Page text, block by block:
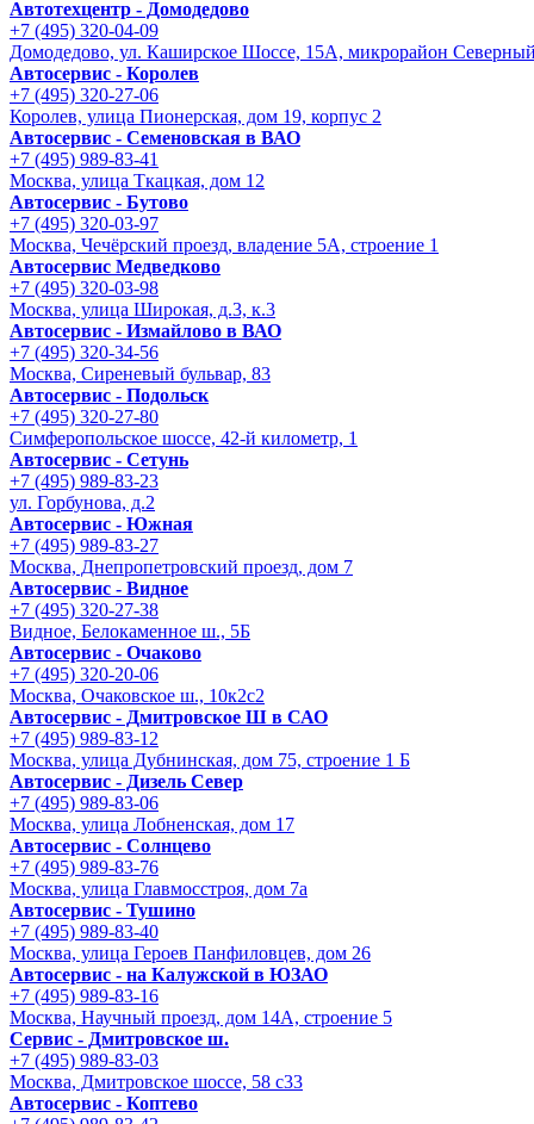
Автотехцентр - Домодедово
+7 (495) 320-04-09
Домодедово, ул. Каширское Шоссе, 15А, микрорайон
Автосервис - Королев
+7 (495) 320-27-06
Королев, улица Пионерская, дом 19, корпус 2
Автосервис - Семеновская в ВАО
+7 (495) 989-83-41
Москва, улица Ткацкая, дом 12
Автосервис - Бутово
+7 (495) 320-03-97
Москва, Чечёрский проезд, владение 5А, строение 1
Автосервис Медведково
+7 (495) 320-03-98
Москва, улица Широкая, д.3, к.3
Автосервис - Измайлово в ВАО
+7 (495) 320-34-56
Москва, Сиреневый бульвар, 83
Автосервис - Подольск
+7 (495) 320-27-80
Симферопольское шоссе, 42-й километр, 1
Автосервис - Сетунь
+7 (495) 989-83-23
ул. Горбунова, д.2
Автосервис - Южная
+7 (495) 989-83-27
Москва, Днепропетровский проезд, дом 7
Автосервис - Видное
+7 (495) 320-27-38
Видное, Белокаменное ш., 5Б
Автосервис - Очаково
+7 (495) 320-20-06
Москва, Очаковское ш., 10к2с2
Автосервис - Дмитровское Ш в САО
+7 (495) 989-83-12
Москва, улица Дубнинская, дом 75, строение 1 Б
Автосервис - Дизель Север
+7 (495) 989-83-06
Москва, улица Лобненская, дом 17
Автосервис - Солнцево
+7 (495) 989-83-76
Москва, улица Главмосстроя, дом 7а
Автосервис - Тушино
+7 (495) 989-83-40
Москва, улица Героев Панфиловцев, дом 26
Автосервис - на Калужской в ЮЗАО
+7 (495) 989-83-16
Москва, Научный проезд, дом 14А, строение 5
Сервис - Дмитровское ш.
+7 (495) 989-83-03
Москва, Дмитровское шоссе, 58 с33
Автосервис - Коптево